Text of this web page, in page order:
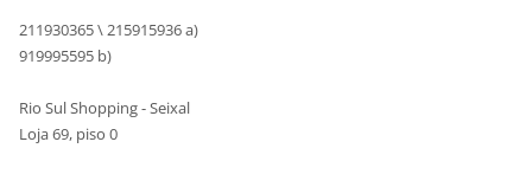
211930365 \ 215915936 a)
919995595 b)
Rio Sul Shopping - Seixal
Loja 69, piso 0